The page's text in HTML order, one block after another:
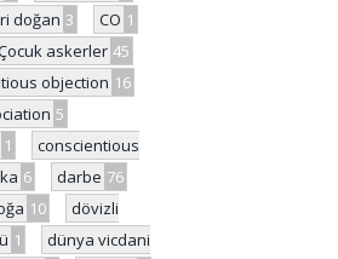
doğan 3 CO 1
askerler 45
objection 16
5
1
conscientious
6 darbe 76
10
dövizli
1
dünya vicdani